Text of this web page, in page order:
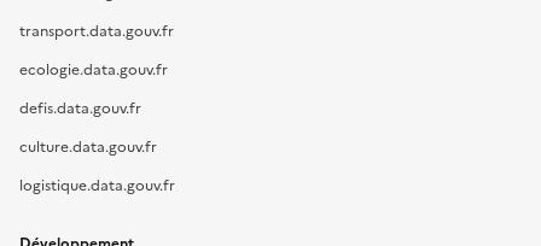
transport.data.gouv.fr
ecologie.data.gouv.fr
defis.data.gouv.fr
culture.data.gouv.fr
logistique.data.gouv.fr